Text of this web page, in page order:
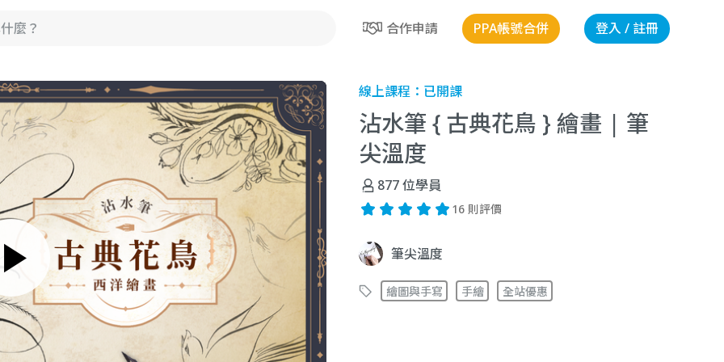
合作申請 PPA帳號合併 登入 / 註冊
線上課程： 已開課
沾水筆 { 古典花鳥 } 繪畫 | 筆
尖溫度
877位學員
16 則評價
筆尖溫度
繪圖與手寫 手繪 全站優惠